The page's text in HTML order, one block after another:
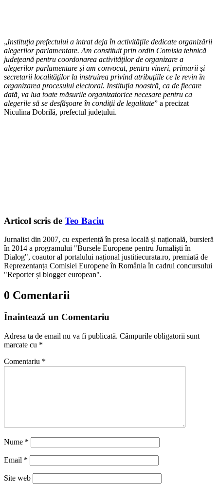
„Instituţia prefectului a intrat deja în activităţile dedicate organizării
alegerilor parlamentare. Am constituit prin ordin Comisia tehnică
judeţeană pentru coordonarea activităţilor de organizare a
alegerilor parlamentare şi am convocat, pentru vineri, primarii şi
secretarii localităţilor la instruirea privind atribuţiile ce le revin în
organizarea procesului electoral. Instituţia noastră, ca de fiecare
dată, va lua toate măsurile organizatorice necesare pentru ca
alegerile să se desfăşoare în condiţii de legalitate” a precizat
Niculina Dobrilă, prefectul judeţului.
Articol scris de Teo Baciu
Jurnalist din 2007, cu experiență în presa locală și națională, bursieră
în 2014 a programului "Bursele Europene pentru Jurnaliști în
Dialog", coautor al portalului național justitiecurata.ro, premiată de
Reprezentanța Comisiei Europene în România în cadrul concursului
"Reporter și blogger european".
0 Comentarii
Înaintează un Comentariu
Adresa ta de email nu va fi publicată. Câmpurile obligatorii sunt
marcate cu *
Comentariu *
Nume *
Email *
Site web